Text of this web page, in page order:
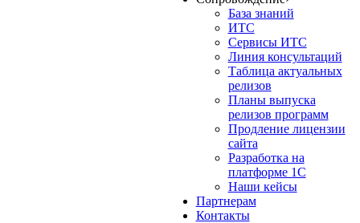
База знаний
ИТС
Сервисы ИТС
Линия консультаций
Таблица актуальных
релизов
Планы выпуска
релизов программ
Продление лицензии
сайта
Разработка на
платформе 1С
Наши кейсы
Партнерам
Контакты